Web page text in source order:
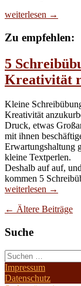
Buchtitel
Der
Eindruck
zählt
weiterlesen →
Zu empfehlen:
5
Kreativität
Kleine
Kreativität
Druck, etwas
mit ihnen
Erwartungshaltung
kleine Textperlen.
Deshalb auf auf,
kommen 5
weiterlesen →
← Ältere Beiträge
Suche
Suchen
nach:
Impressum
Datenschutz